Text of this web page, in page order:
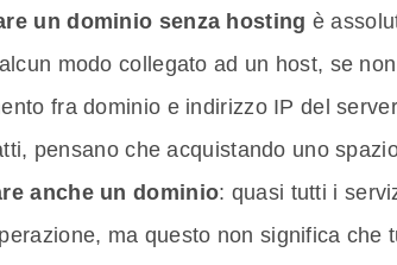
un dominio senza hosting è
modo collegato ad un host, se
fra dominio e indirizzo IP del
pensano che acquistando uno
anche un dominio: quasi tutti i
ma questo non significa che